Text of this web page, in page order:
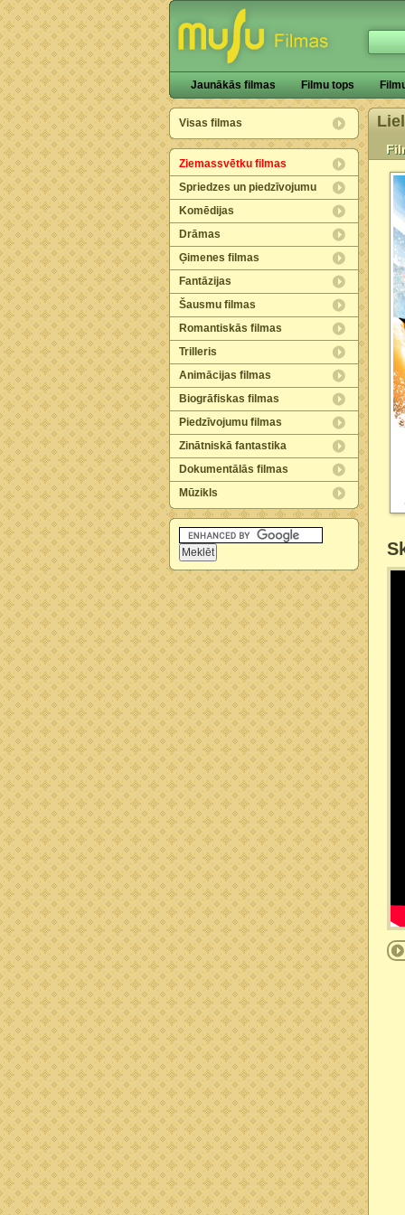
Jaunākās filmas Filmu tops
Visas filmas
Ziemassvētku filmas
Spriedzes un piedzīvojumu
Komēdijas
Drāmas
Ģimenes filmas
Fantāzijas
Šausmu filmas
Romantiskās filmas
Trilleris
Animācijas filmas
Biogrāfiskas filmas
Piedzīvojumu filmas
Zinātniskā fantastika
Dokumentālās filmas
Mūzikls